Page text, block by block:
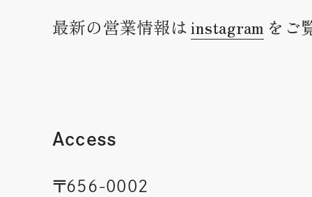
最新の営業情報は instagram をご
Access
〒656-0002